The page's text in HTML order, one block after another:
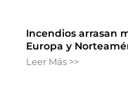
Incendios arrasan
Europa y
Leer Más >>